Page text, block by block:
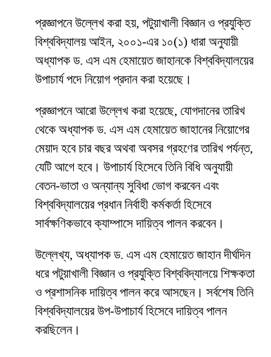
প্রজ্ঞাপনে উল্লেখ করা হয়, পটুয়াখালী বিজ্ঞান ও প্রযুক্তি
বিশ্ববিদ্যালয় আইন, ২০০১-এর ১০(১) ধারা অনুযায়ী
অধ্যাপক ড. এস এম হেমায়েত জাহানকে বিশ্ববিদ্যালয়ের
উপাচার্য পদে নিয়োগ প্রদান করা হয়েছে।
প্রজ্ঞাপনে আরো উল্লেখ করা হয়েছে, যোগদানের তারিখ
থেকে অধ্যাপক ড. এস এম হেমায়েত জাহানের নিয়োগের
মেয়াদ হবে চার বছর অথবা অবসর গ্রহণের তারিখ পর্যন্ত,
যেটি আগে হবে। উপাচার্য হিসেবে তিনি বিধি অনুযায়ী
বেতন-ভাতা ও অন্যান্য সুবিধা ভোগ করবেন এবং
বিশ্ববিদ্যালয়ের প্রধান নির্বাহী কর্মকর্তা হিসেবে
সার্বক্ষণিকভাবে ক্যাম্পাসে দায়িত্ব পালন করবেন।
উল্লেখ্য, অধ্যাপক ড. এস এম হেমায়েত জাহান দীর্ঘদিন
ধরে পটুয়াখালী বিজ্ঞান ও প্রযুক্তি বিশ্ববিদ্যালয়ে শিক্ষকতা
ও প্রশাসনিক দায়িত্ব পালন করে আসছেন। সর্বশেষ তিনি
বিশ্ববিদ্যালয়ের উপ-উপাচার্য হিসেবে দায়িত্ব পালন
করছিলেন।